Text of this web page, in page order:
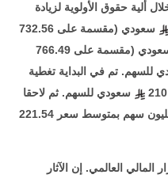
ألية حقوق الأولوية لزيادة
سعودي (مقسمة على 732.56
سعودي (مقسمة على 766.49
للسهم. تم في البداية تغطية
سعودي للسهم. ثم لاحقا
المالي العالمي. إن الآثار